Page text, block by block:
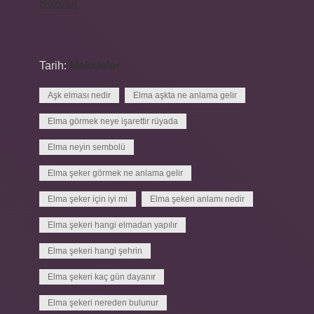
Tarih:
Aşk elması nedir Elma aşkta ne anlama gelir
Elma görmek neye işarettir rüyada
Elma neyin sembolü
Elma şeker görmek ne anlama gelir
Elma şeker için iyi mi Elma şekeri anlamı nedir
Elma şekeri hangi elmadan yapılır
Elma şekeri hangi şehrin
Elma şekeri kaç gün dayanır
Elma şekeri nereden bulunur